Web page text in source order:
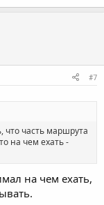
#7
часть маршрута
на чем ехать -
на чем ехать,